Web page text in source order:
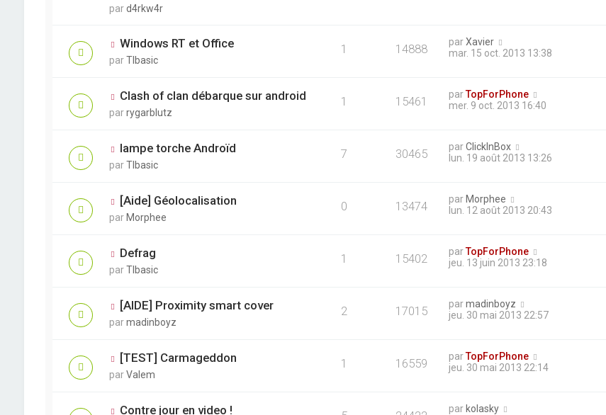
pard4rkw4r
Windows RT et Office
parTIbasic
1 14888 parXavier
mar. 15 oct. 2013 13:38
Clash of clan débarque sur android
parrygarblutz
1 15461 parTopForPhone
mer. 9 oct. 2013 16:40
lampe torche Androïd
parTIbasic
7 30465 parClickInBox
lun. 19 août 2013 13:26
[Aide] Géolocalisation
par Morphee
0 13474 par Morphee
lun. 12 août 2013 20:43
Defrag
parTIbasic
1 15402 parTopForPhone
jeu. 13 juin 2013 23:18
[AIDE] Proximity smart cover
parmadinboyz
2 17015 parmadinboyz
jeu. 30 mai 2013 22:57
[TEST] Carmageddon
parValem
1 16559 parTopForPhone
jeu. 30 mai 2013 22:14
Contre jour en video ! par kolasky